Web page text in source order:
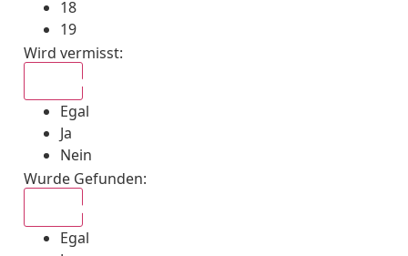
18
19
Wird vermisst:
Egal
Ja
Nein
Wurde Gefunden:
Egal